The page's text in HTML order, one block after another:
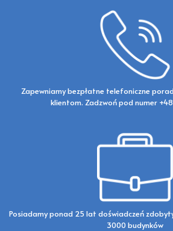
Zapewniamy bezpłatne telefoniczne
klientom. Zadzwoń pod numer
Posiadamy ponad 25 lat doświadczeń
3000 budynków​